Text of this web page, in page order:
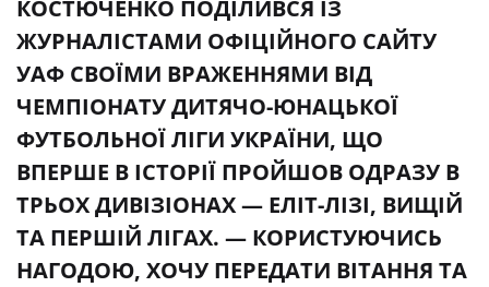
КОСТЮЧЕНКО ПОДІЛИВСЯ ІЗ
ЖУРНАЛІСТАМИ ОФІЦІЙНОГО САЙТУ
УАФ СВОЇМИ ВРАЖЕННЯМИ ВІД
ЧЕМПІОНАТУ ДИТЯЧО-ЮНАЦЬКОЇ
ФУТБОЛЬНОЇ ЛІГИ УКРАЇНИ, ЩО
ВПЕРШЕ В ІСТОРІЇ ПРОЙШОВ ОДРАЗУ В
ТРЬОХ ДИВІЗІОНАХ — ЕЛІТ-ЛІЗІ, ВИЩІЙ
ТА ПЕРШІЙ ЛІГАХ. — КОРИСТУЮЧИСЬ
НАГОДОЮ, ХОЧУ ПЕРЕДАТИ ВІТАННЯ ТА